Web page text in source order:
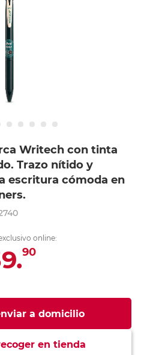
Writech con tinta
Trazo nítido y
escritura cómoda en
online:
90
a domicilio
en tienda